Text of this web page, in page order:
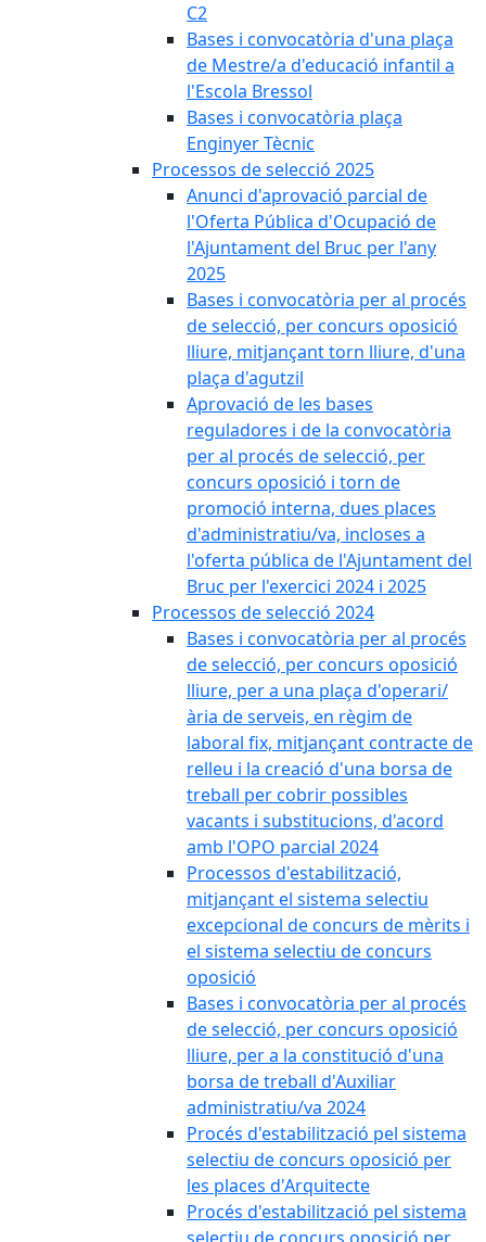
C2
Bases i convocatòria d'una plaça
de Mestre/a d'educació infantil a
l'Escola Bressol
Bases i convocatòria plaça
Enginyer Tècnic
Processos de selecció 2025
Anunci d'aprovació parcial de
l'Oferta Pública d'Ocupació de
l'Ajuntament del Bruc per l'any
2025
Bases i convocatòria per al procés
de selecció, per concurs oposició
lliure, mitjançant torn lliure, d'una
plaça d'agutzil
Aprovació de les bases
reguladores i de la convocatòria
per al procés de selecció, per
concurs oposició i torn de
promoció interna, dues places
d'administratiu/va, incloses a
l'oferta pública de l'Ajuntament del
Bruc per l'exercici 2024 i 2025
Processos de selecció 2024
Bases i convocatòria per al procés
de selecció, per concurs oposició
lliure, per a una plaça d'operari/
ària de serveis, en règim de
laboral fix, mitjançant contracte de
relleu i la creació d'una borsa de
treball per cobrir possibles
vacants i substitucions, d'acord
amb l'OPO parcial 2024
Processos d'estabilització,
mitjançant el sistema selectiu
excepcional de concurs de mèrits i
el sistema selectiu de concurs
oposició
Bases i convocatòria per al procés
de selecció, per concurs oposició
lliure, per a la constitució d'una
borsa de treball d'Auxiliar
administratiu/va 2024
Procés d'estabilització pel sistema
selectiu de concurs oposició per
les places d'Arquitecte
Procés d'estabilització pel sistema